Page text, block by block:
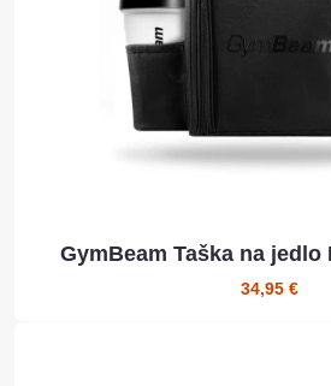
GymBeam Taška na jedlo
34,95 €